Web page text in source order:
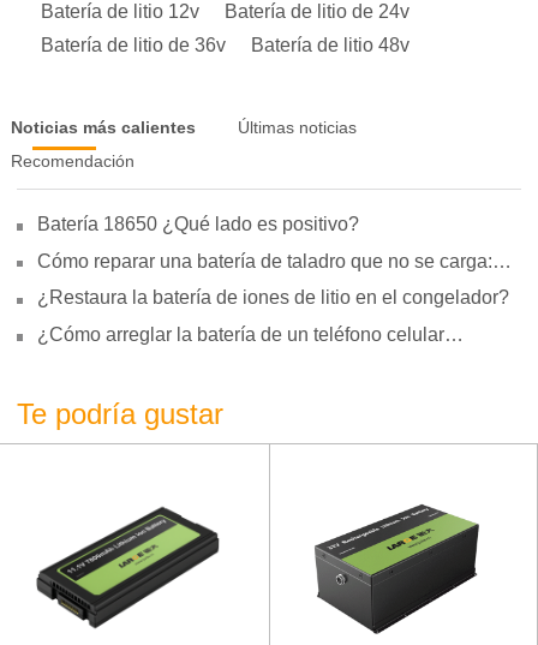
Batería de litio 12v
Batería de litio de 24v
Batería de litio de 36v
Batería de litio 48v
Noticias más calientes
Últimas noticias
Recomendación
Batería 18650 ¿Qué lado es positivo?
Cómo reparar una batería de taladro que no se carga:
¿Restaura la batería de iones de litio en el congelador?
¿Cómo arreglar la batería de un teléfono celular
Te podría gustar